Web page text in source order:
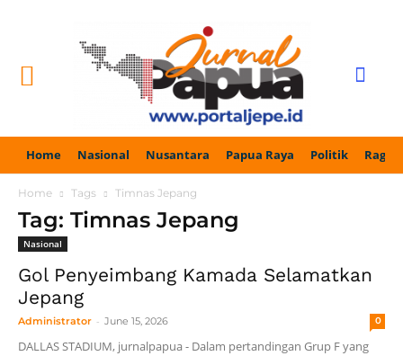
Home Nasional Nusantara Papua Raya Politik
Home Tags Timnas Jepang
Tag: Timnas Jepang
Nasional
Gol Penyeimbang Kamada Selamatkan
Jepang
Administrator - June 15, 2026 0
DALLAS STADIUM, jurnalpapua - Dalam pertandingan Grup F yang